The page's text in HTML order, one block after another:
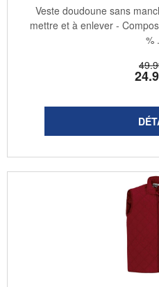
49
24
Veste doudoune sans
mettre et à enlever -
%